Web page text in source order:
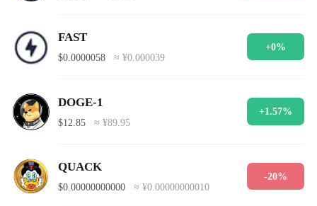
FAST
$0.0000058 ≈ ¥0.000039
+0%
DOGE-1
$12.85 ≈ ¥89.95
+1.57%
QUACK
$0.00000000000 ≈ ¥0.00000000010
-20%